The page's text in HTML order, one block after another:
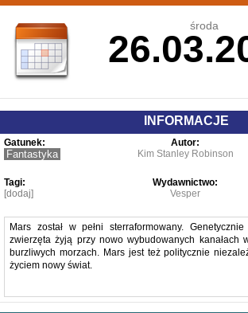
środa
INFORMACJE
Gatunek:
Fantastyka
Autor:
Kim Stanley Robinson
Tagi:
[dodaj]
Wydawnictwo:
Vesper
Mars został w pełni sterraformowany.
zwierzęta żyją przy nowo wybudowanych kanałach
burzliwych morzach. Mars jest też politycznie
życiem nowy świat.
Większość spośród Pierwszej Setki już nie żyje.